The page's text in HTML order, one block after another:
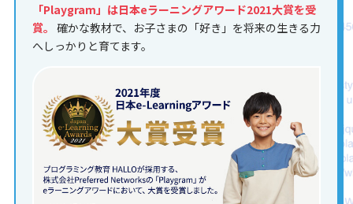
「Playgram」は日本eラーニングアワード2021大賞を受
賞。 確かな教材で、お子さまの「好き」を将来の生きる力
へしっかりと育てます。